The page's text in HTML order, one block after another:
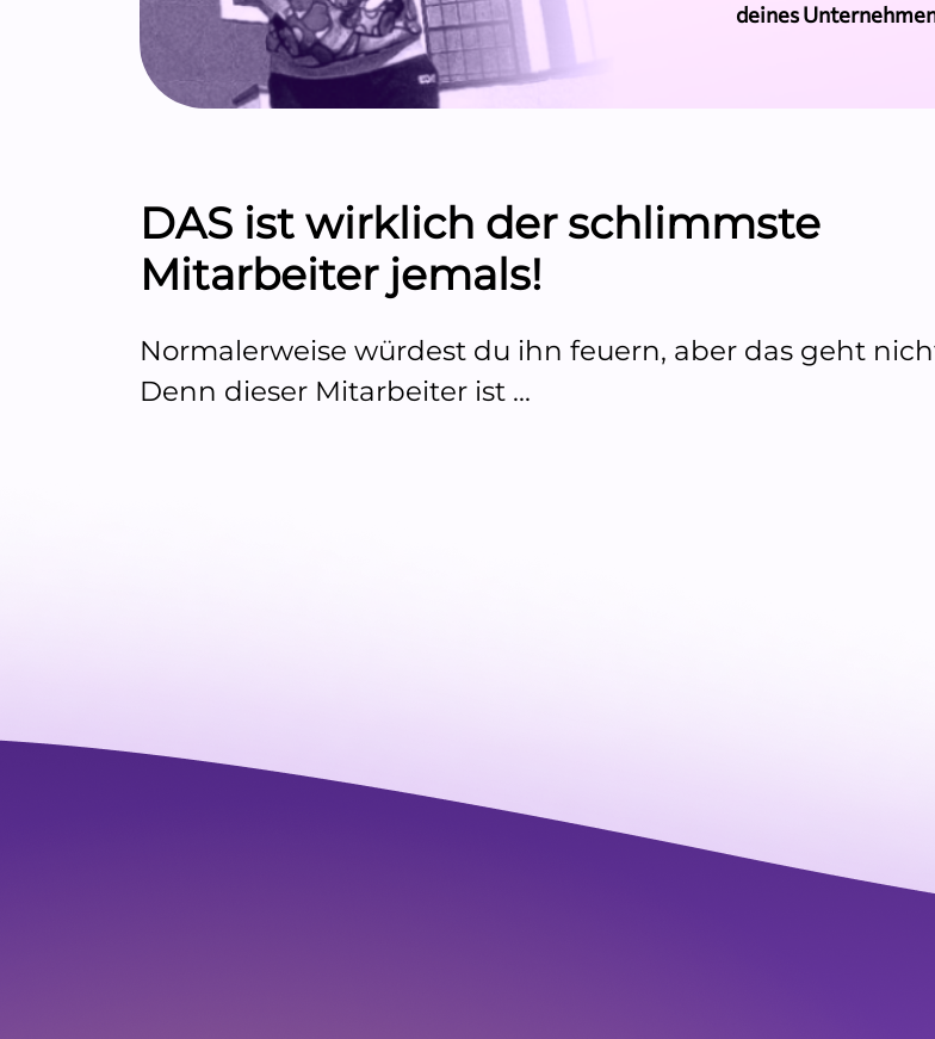
deines
DAS ist wirklich der schlimmste
Mitarbeiter jemals!
Normalerweise würdest du ihn feuern, aber das geht
Denn dieser Mitarbeiter ist ...